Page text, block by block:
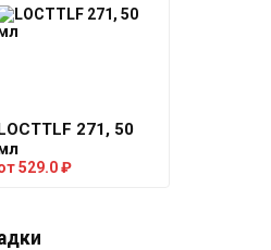
271, 50
529.0₽